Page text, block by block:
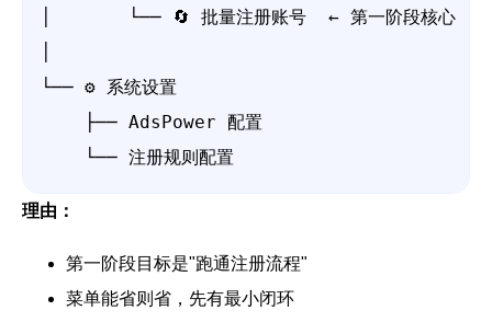
│       └── 🔄 批量注册账号  ← 第一阶段核心
└── ⚙️ 系统设置
    ├── AdsPower 配置
    └── 注册规则配置
理由：
第一阶段目标是"跑通注册流程"
菜单能省则省，先有最小闭环